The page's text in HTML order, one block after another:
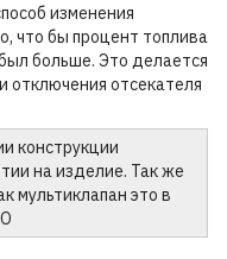
изменения
что бы процент топлива
больше. Это делается
отключения отсекателя
конструкции
на изделие. Так же
мультиклапан это в